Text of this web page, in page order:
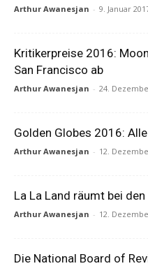
Arthur Awanesjan - 9. Januar
Kritikerpreise 2016:
San Francisco ab
Arthur Awanesjan - 24.
Golden Globes 2016:
Arthur Awanesjan - 12.
La La Land räumt bei
Arthur Awanesjan - 12.
Die National Board of